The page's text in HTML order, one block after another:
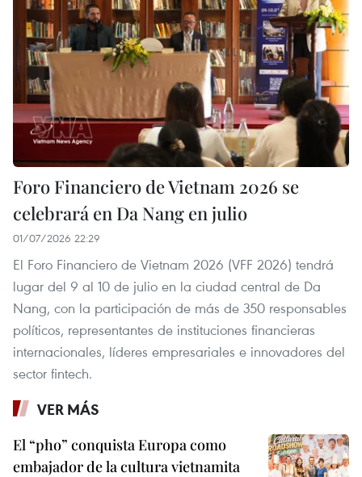
Foro Financiero de Vietnam 2026 se
celebrará en Da Nang en julio
01/07/2026 22:29
El Foro Financiero de Vietnam 2026 (VFF 2026) tendrá
lugar del 9 al 10 de julio en la ciudad central de Da
Nang, con la participación de más de 350 responsables
políticos, representantes de instituciones financieras
internacionales, líderes empresariales e innovadores del
sector fintech.
VER MÁS
El “pho” conquista Europa como
embajador de la cultura vietnamita